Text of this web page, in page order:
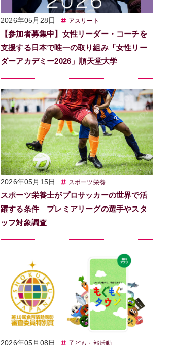
2026年05月28日 アスリート
【参加者募集中】女性リーダー・コーチを
支援する日本で唯一の取り組み「女性リー
ダーアカデミー2026」順天堂大学
2026年05月15日 スポーツ栄養
スポーツ栄養士がプロサッカーの世界で活
躍する条件 プレミアリーグの選手やスタ
ッフ対象調査
2026年05月08日 子ども・部活動